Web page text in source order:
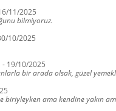
11/2025
bilmiyoruz.
10/2025
- 19/10/2025
bir arada olsak, güzel
biriyleyken ama kendine yakın